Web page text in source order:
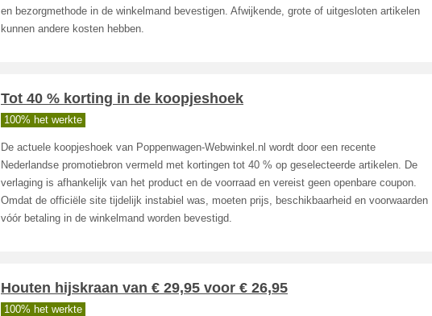
en bezorgmethode in de winkelmand bevestigen. Afwijkende, grote of uitgesloten artikelen
kunnen andere kosten hebben.
Tot 40 % korting in de koopjeshoek
100% het werkte
De actuele koopjeshoek van Poppenwagen-Webwinkel.nl wordt door een recente
Nederlandse promotiebron vermeld met kortingen tot 40 % op geselecteerde artikelen. De
verlaging is afhankelijk van het product en de voorraad en vereist geen openbare coupon.
Omdat de officiële site tijdelijk instabiel was, moeten prijs, beschikbaarheid en voorwaarden
vóór betaling in de winkelmand worden bevestigd.
Houten hijskraan van € 29,95 voor € 26,95
100% het werkte